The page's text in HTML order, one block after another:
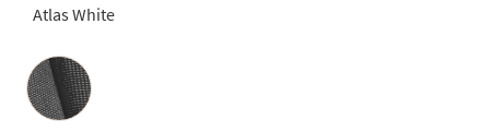
Atlas White
Innenausstattung